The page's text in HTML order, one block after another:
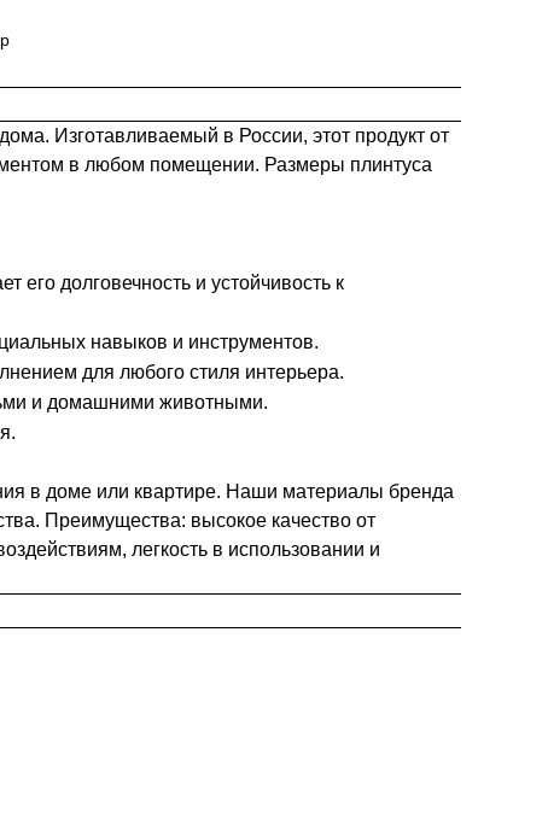
Изготавливаемый в России, этот продукт от
в любом помещении. Размеры плинтуса
его долговечность и устойчивость к
навыков и инструментов.
для любого стиля интерьера.
и домашними животными.
в доме или квартире. Наши материалы бренда
Преимущества: высокое качество от
легкость в использовании и